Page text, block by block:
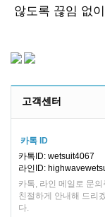
않도록 끊임 없
고객센터
카톡 ID
카톡ID: wetsuit4067
라인ID:
카톡, 라인 메일로 문의
친절하게 안내해 드리
다.